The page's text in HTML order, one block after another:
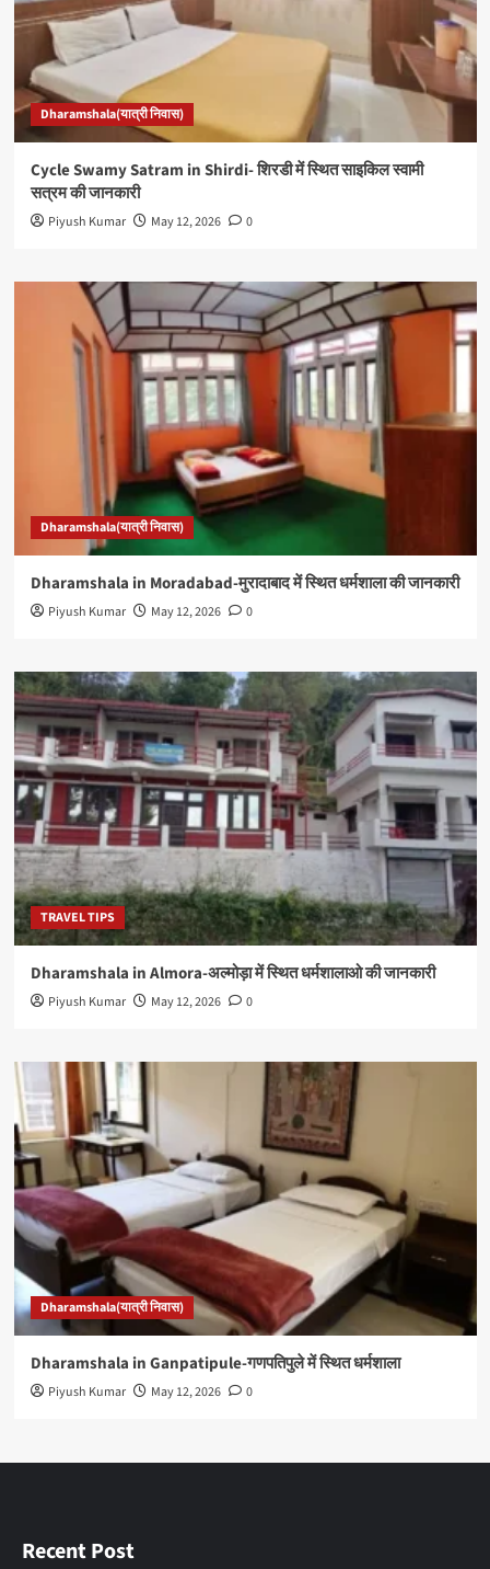
Dharamshala(यात्री निवास)
Cycle Swamy Satram in Shirdi- शिरडी में स्थित साइकिल स्वामी
सत्रम की जानकारी
Piyush Kumar May 12, 2026 0
Dharamshala(यात्री निवास)
Dharamshala in Moradabad-मुरादाबाद में स्थित धर्मशाला की जानकारी
Piyush Kumar May 12, 2026 0
TRAVEL TIPS
Dharamshala in Almora-अल्मोड़ा में स्थित धर्मशालाओ की जानकारी
Piyush Kumar May 12, 2026 0
Dharamshala(यात्री निवास)
Dharamshala in Ganpatipule-गणपतिपुले में स्थित धर्मशाला
Piyush Kumar May 12, 2026 0
Recent Post